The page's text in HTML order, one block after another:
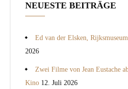
NEUESTE BEITRÄGE
Ed van der Elsken,
2026
Zwei Filme von Jean Eustache
Kino 12. Juli 2026